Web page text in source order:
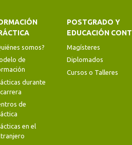
somos?
de
durante
de
en el
POSTGRADO Y
EDUCACIÓN
Magísteres
Diplomados
Cursos o Talleres